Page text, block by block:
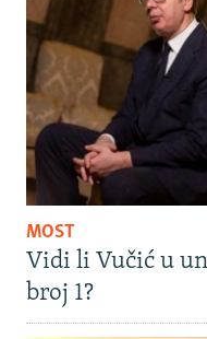
MOST
Vidi li Vučić u
broj 1?